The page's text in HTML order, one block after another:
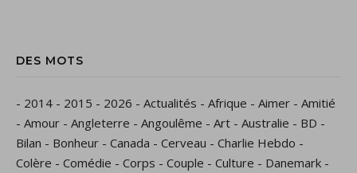
DES MOTS
- 2014 - 2015 - 2026 - Actualités - Afrique - Aimer - Amitié
- Amour - Angleterre - Angoulême - Art - Australie - BD -
Bilan - Bonheur - Canada - Cerveau - Charlie Hebdo -
Colère - Comédie - Corps - Couple - Culture - Danemark -